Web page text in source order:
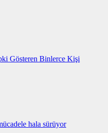
Gösteren Binlerce Kişi
hala sürüyor